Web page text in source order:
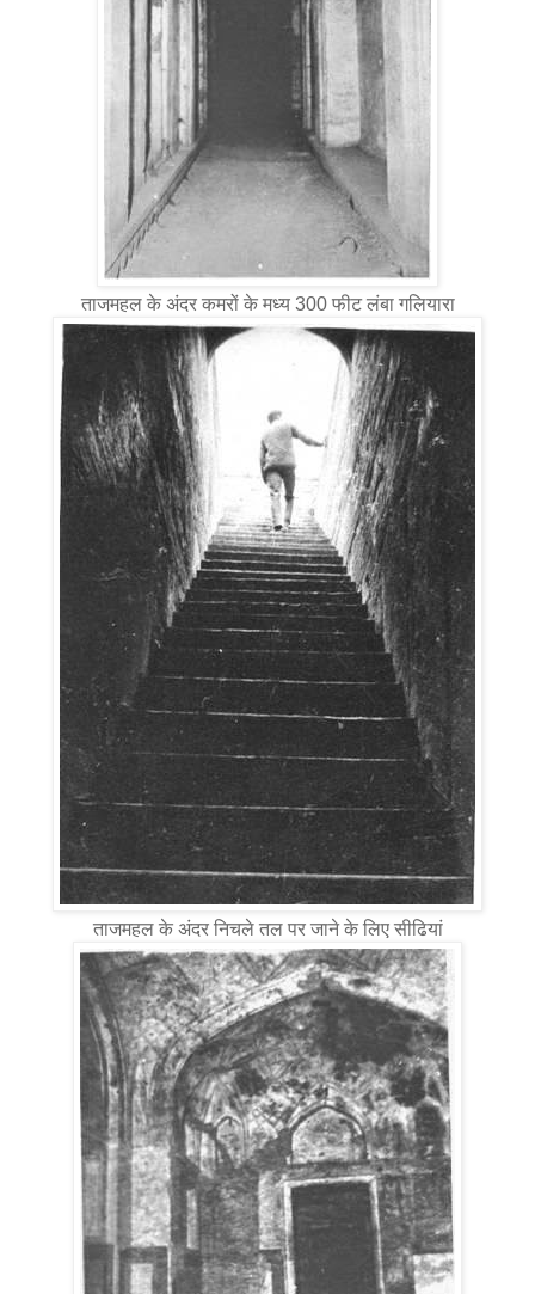
ताजमहल के अंदर कमरों के मध्य 300 फीट लंबा गलियारा
ताजमहल के अंदर निचले तल पर जाने के लिए सीढियां